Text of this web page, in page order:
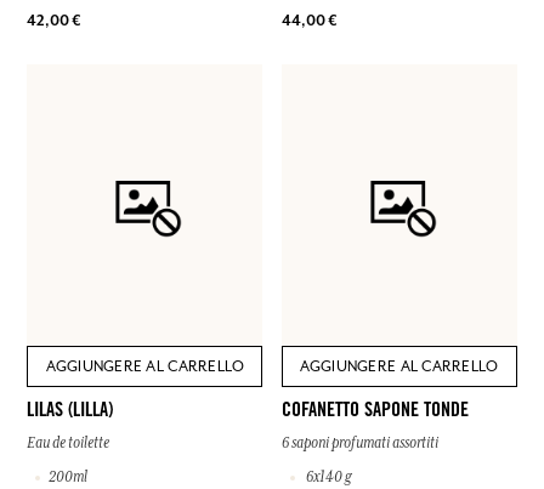
42,00 € 44,00 €
AGGIUNGERE AL CARRELLO
LILAS (LILLA)
Eau de toilette
200ml
AGGIUNGERE AL CARRELLO
COFANETTO SAPONE TONDE
6 saponi profumati assortiti
6x140 g